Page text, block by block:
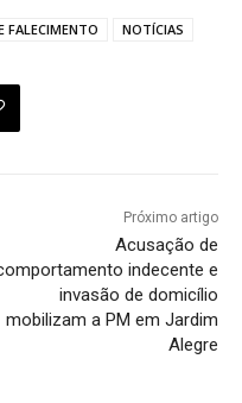
FALECIMENTO
NOTÍCIAS
Próximo artigo
Acusação de
indecente e
invasão de domicílio
mobilizam a PM em Jardim
Alegre